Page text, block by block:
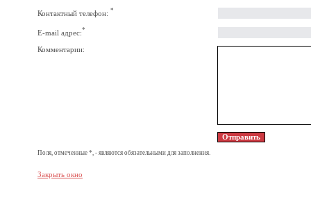
Контактный телефон: *
E-mail адрес:*
Комментарии:
Поля, отмеченные *, - являются обязательными для заполнения.
Закрыть окно